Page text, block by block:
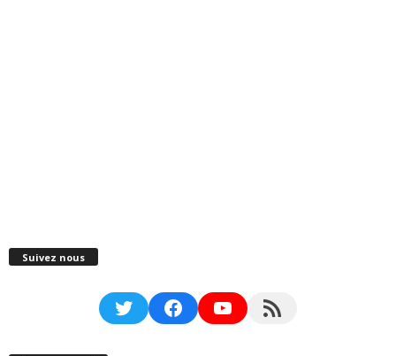
Suivez nous
TwitterFacebookYouTubeRSS Feed